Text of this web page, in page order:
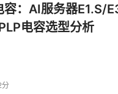
容：AI服务器E1.S/
电容选型分析